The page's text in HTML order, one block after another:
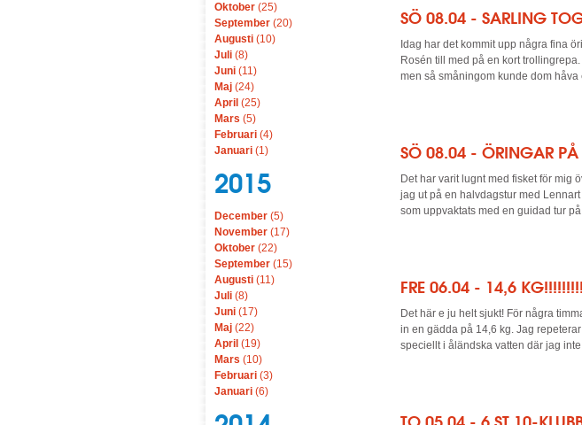
Oktober (25)
September (20)
Augusti (10)
Juli (8)
Juni (11)
Maj (24)
April (25)
Mars (5)
Februari (4)
Januari (1)
2015
December (5)
November (17)
Oktober (22)
September (15)
Augusti (11)
Juli (8)
Juni (17)
Maj (22)
April (19)
Mars (10)
Februari (3)
Januari (6)
SÖ 08.04 - SARLING
Idag har det kommit upp några fina
Rosén till med på en kort
men så småningom kunde dom håva
SÖ 08.04 - ÖRINGAR
Det har varit lugnt med fisket för mig
jag ut på en halvdagstur med
som uppvaktats med en guidad tur
FRE 06.04 - 14,6
Det här e ju helt sjukt! För några
in en gädda på 14,6 kg. Jag
speciellt i åländska vatten där jag